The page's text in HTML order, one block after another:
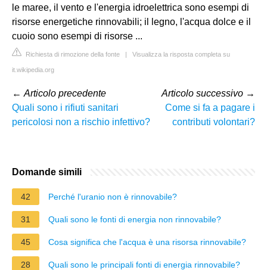
le maree, il vento e l'energia idroelettrica sono esempi di
risorse energetiche rinnovabili; il legno, l'acqua dolce e il
cuoio sono esempi di risorse ...
Richiesta di rimozione della fonte | Visualizza la risposta completa su
it.wikipedia.org
← Articolo precedente
Quali sono i rifiuti sanitari
pericolosi non a rischio infettivo?
Articolo successivo →
Come si fa a pagare i
contributi volontari?
Domande simili
42 Perché l'uranio non è rinnovabile?
31 Quali sono le fonti di energia non rinnovabile?
45 Cosa significa che l'acqua è una risorsa rinnovabile?
28 Quali sono le principali fonti di energia rinnovabile?